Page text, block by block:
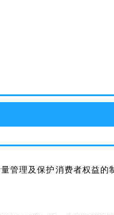
管理及保护消费者权益